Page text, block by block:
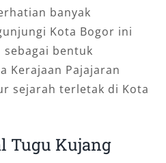
banyak
Kota Bogor ini
bentuk
Kerajaan Pajajaran
sejarah terletak di Kota
Tugu Kujang